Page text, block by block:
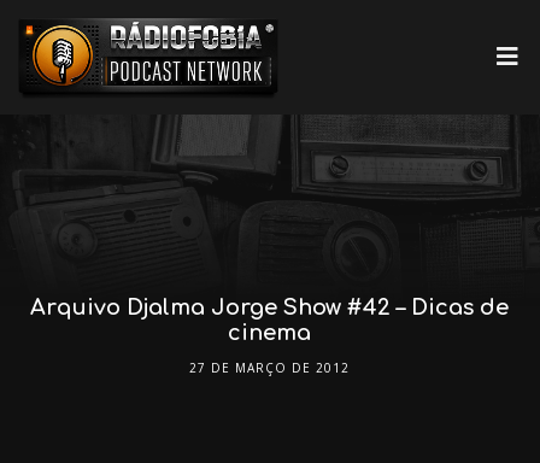
Arquivo Djalma Jorge Show #42 – Dicas de
cinema
27 DE MARÇO DE 2012